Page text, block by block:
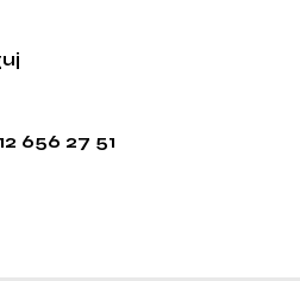
12 656 27 51